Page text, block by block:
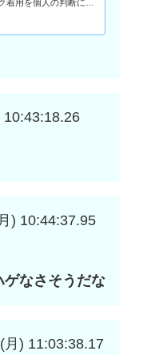
着用を個人の判断に委
10:43:18.26
) 10:44:37.95
ゲなさそうだな
月) 11:03:38.17